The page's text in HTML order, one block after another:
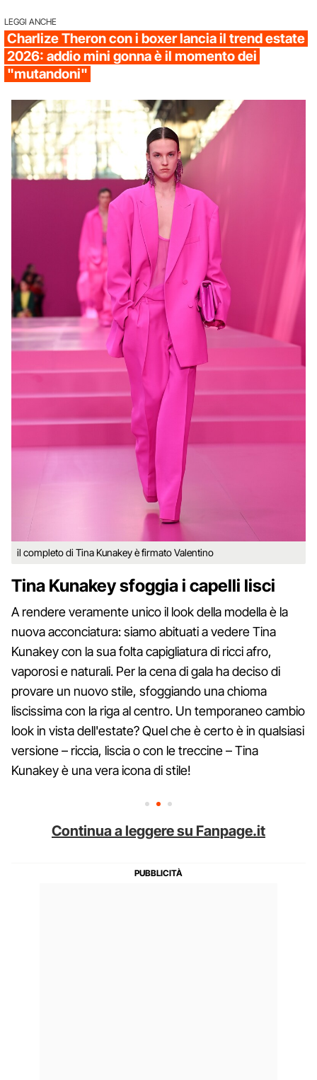
LEGGI ANCHE
Charlize Theron con i boxer lancia il trend estate
2026: addio mini gonna è il momento dei
"mutandoni"
il completo di Tina Kunakey è firmato Valentino
Tina Kunakey sfoggia i capelli lisci
A rendere veramente unico il look della modella è la
nuova acconciatura: siamo abituati a vedere Tina
Kunakey con la sua folta capigliatura di ricci afro,
vaporosi e naturali. Per la cena di gala ha deciso di
provare un nuovo stile, sfoggiando una chioma
liscissima con la riga al centro. Un temporaneo cambio
look in vista dell'estate? Quel che è certo è in qualsiasi
versione – riccia, liscia o con le treccine – Tina
Kunakey è una vera icona di stile!
Continua a leggere su Fanpage.it